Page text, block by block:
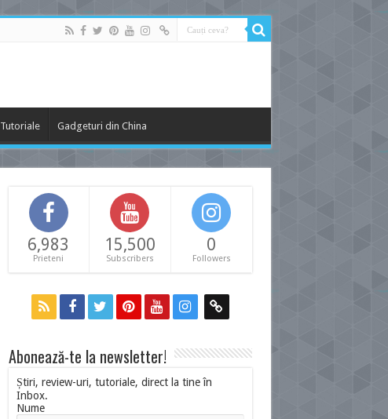
Tutoriale Gadgeturi din China
6,983
Prieteni
15,500
Subscribers
0
Followers
Abonează-te la newsletter!
Știri, review-uri, tutoriale, direct la tine în
Inbox.
Nume